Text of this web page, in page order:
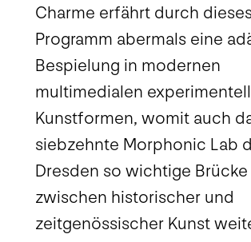
Charme erfährt durch dieses
Programm abermals eine
Bespielung in modernen
multimedialen
Kunstformen, womit auch
siebzehnte Morphonic Lab
Dresden so wichtige Brücke
zwischen historischer und
zeitgenössischer Kunst